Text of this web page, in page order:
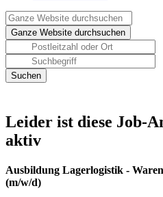
Leider ist diese Job-
aktiv
Ausbildung Lagerlogistik -
(m/w/d)